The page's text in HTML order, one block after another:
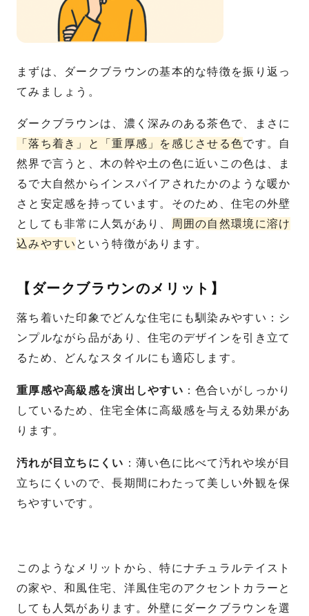
まずは、ダークブラウンの基本的な特徴を振り返っ
てみましょう。
ダークブラウンは、濃く深みのある茶色で、まさに
「落ち着き」と「重厚感」を感じさせる色です。自
然界で言うと、木の幹や土の色に近いこの色は、ま
るで大自然からインスパイアされたかのような暖か
さと安定感を持っています。そのため、住宅の外壁
としても非常に人気があり、 周囲の自然環境に溶け
込みやすい という特徴があります。
【ダークブラウンのメリット】
落ち着いた印象でどんな住宅にも馴染みやすい：シ
ンプルながら品があり、住宅のデザインを引き立て
るため、どんなスタイルにも適応します。
重厚感や高級感を演出しやすい ：色合いがしっかり
しているため、住宅全体に高級感を与える効果があ
ります。
汚れが目立ちにくい ：薄い色に比べて汚れや埃が目
立ちにくいので、長期間にわたって美しい外観を保
ちやすいです。
このようなメリットから、特にナチュラルテイスト
の家や、和風住宅、洋風住宅のアクセントカラーと
しても人気があります。外壁にダークブラウンを選